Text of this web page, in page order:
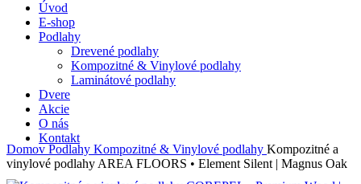
Úvod
E-shop
Podlahy
Drevené podlahy
Kompozitné & Vinylové podlahy
Laminátové podlahy
Dvere
Akcie
O nás
Kontakt
Domov Podlahy Kompozitné & Vinylové podlahy Kompozitné a
vinylové podlahy AREA FLOORS • Element Silent | Magnus Oak